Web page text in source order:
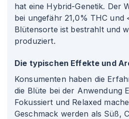
hat eine Hybrid-Genetik. Der
bei ungefähr 21,0% THC und
Blütensorte ist bestrahlt und
produziert.
Die typischen Effekte und
Konsumenten haben die
die Blüte bei der Anwendung
Fokussiert und Relaxed
Geschmack werden als Süß,